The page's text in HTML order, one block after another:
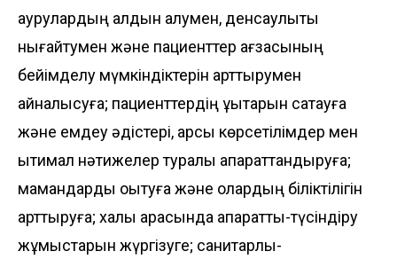
аурулардың алдын алумен, денсаулықты
нығайтумен және пациенттер ағзасының
бейімделу мүмкіндіктерін арттырумен
айналысуға; пациенттердің құқықтарын сақтауға
және емдеу әдістері, қарсы көрсетілімдер мен
ықтимал нәтижелер туралы ақпараттандыруға;
мамандарды оқытуға және олардың біліктілігін
арттыруға; халық арасында ақпараттық-түсіндіру
жұмыстарын жүргізуге; санитарлық-